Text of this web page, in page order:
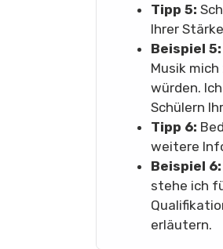
Tipp 5:
Ihrer
Beispiel 5:
Musik
würden.
Schülern
Tipp 6:
weitere
Beispiel 6:
stehe ich
erläutern.